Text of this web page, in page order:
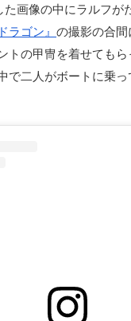
画像の中にラルフが
ラゴン』 の撮影の合
トの甲冑を着せても
で二人がボートに乗